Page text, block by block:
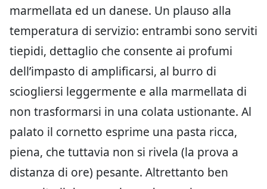
marmellata ed un danese. Un plauso alla
temperatura di servizio: entrambi sono serviti
tiepidi, dettaglio che consente ai profumi
dell’impasto di amplificarsi, al burro di
sciogliersi leggermente e alla marmellata di
non trasformarsi in una colata ustionante. Al
palato il cornetto esprime una pasta ricca,
piena, che tuttavia non si rivela (la prova a
distanza di ore) pesante. Altrettanto ben